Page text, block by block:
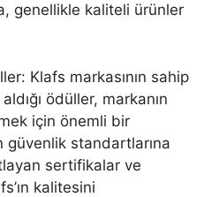
genellikle kaliteli ürünler
Klafs markasının sahip
ödüller, markanın
için önemli bir
güvenlik standartlarına
sertifikalar ve
kalitesini